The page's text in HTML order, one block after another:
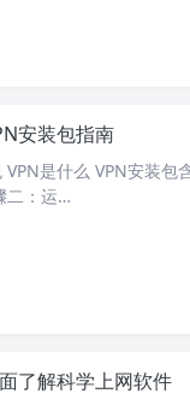
安装包指南
VPN是什么 VPN安装
二：运…
了解科学上网软件